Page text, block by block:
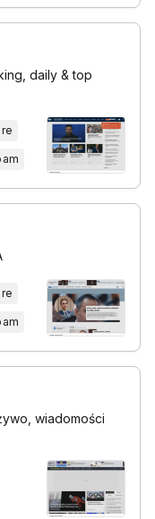
daily & top
wiadomości